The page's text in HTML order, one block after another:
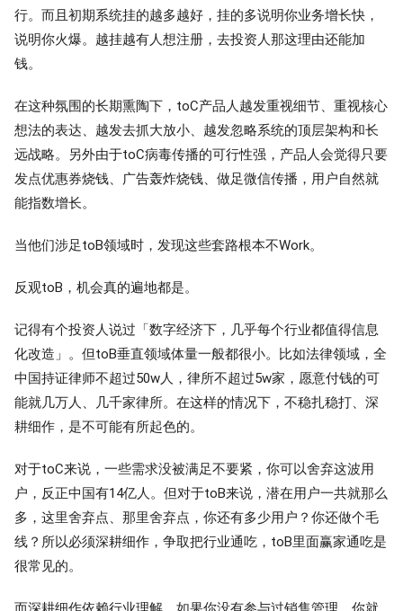
行。而且初期系统挂的越多越好，挂的多说明你业务增长快，
说明你火爆。越挂越有人想注册，去投资人那这理由还能加
钱。
在这种氛围的长期熏陶下，toC产品人越发重视细节、重视核心
想法的表达、越发去抓大放小、越发忽略系统的顶层架构和长
远战略。另外由于toC病毒传播的可行性强，产品人会觉得只要
发点优惠券烧钱、广告轰炸烧钱、做足微信传播，用户自然就
能指数增长。
当他们涉足toB领域时，发现这些套路根本不Work。
反观toB，机会真的遍地都是。
记得有个投资人说过「数字经济下，几乎每个行业都值得信息
化改造」。但toB垂直领域体量一般都很小。比如法律领域，全
中国持证律师不超过50w人，律所不超过5w家，愿意付钱的可
能就几万人、几千家律所。在这样的情况下，不稳扎稳打、深
耕细作，是不可能有所起色的。
对于toC来说，一些需求没被满足不要紧，你可以舍弃这波用
户，反正中国有14亿人。但对于toB来说，潜在用户一共就那么
多，这里舍弃点、那里舍弃点，你还有多少用户？你还做个毛
线？所以必须深耕细作，争取把行业通吃，toB里面赢家通吃是
很常见的。